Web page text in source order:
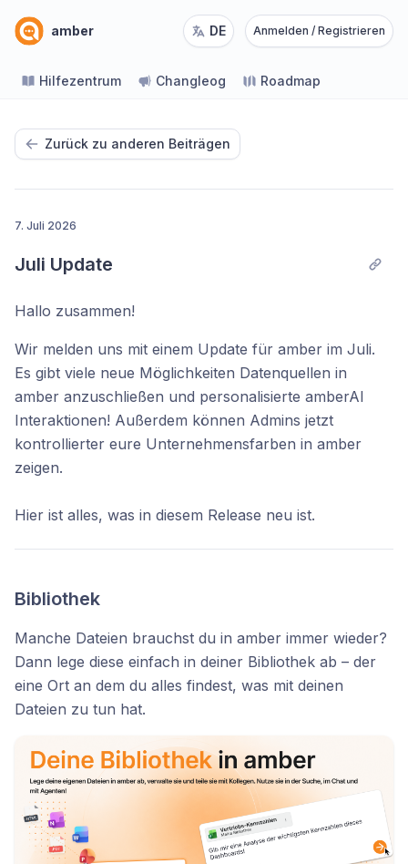
amber DE Anmelden / Registrieren
Hilfezentrum Changleog Roadmap
Zurück zu anderen Beiträgen
7. Juli 2026
Juli Update
Hallo zusammen!
Wir melden uns mit einem Update für amber im Juli.
Es gibt viele neue Möglichkeiten Datenquellen in
amber anzuschließen und personalisierte amberAI
Interaktionen! Außerdem können Admins jetzt
kontrollierter eure Unternehmensfarben in amber
zeigen.
Hier ist alles, was in diesem Release neu ist.
Bibliothek
Manche Dateien brauchst du in amber immer wieder?
Dann lege diese einfach in deiner Bibliothek ab – der
eine Ort an dem du alles findest, was mit deinen
Dateien zu tun hat.